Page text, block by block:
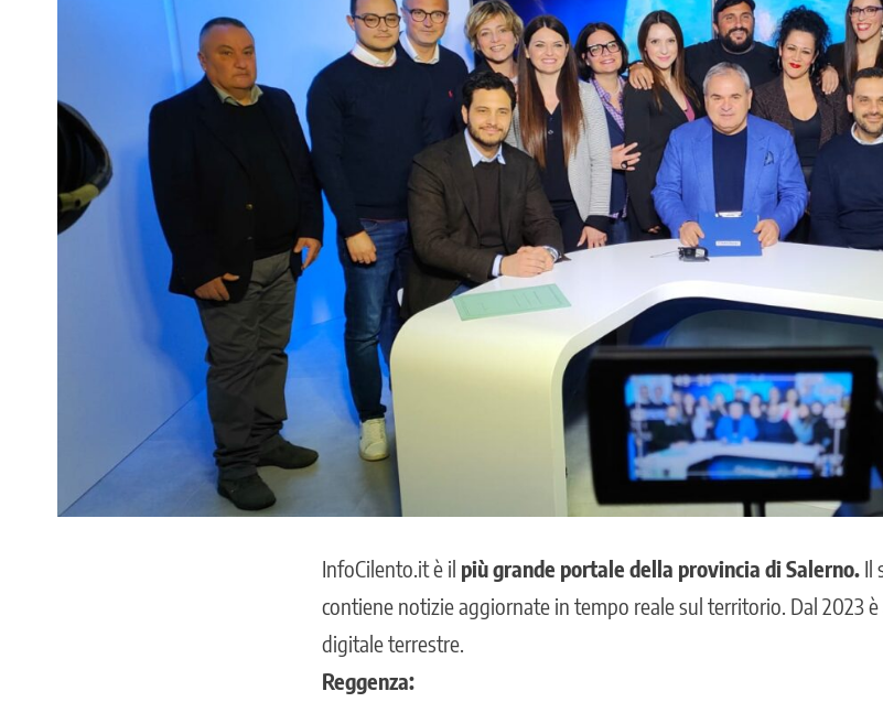
InfoCilento.it è il più grande portale della provincia di Salerno. Il
contiene notizie aggiornate in tempo reale sul territorio. Dal 2023 è
digitale terrestre.
Reggenza: